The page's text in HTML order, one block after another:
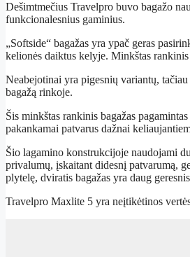
Dešimtmečius Travelpro buvo bagažo
funkcionalesnius gaminius.
„Softside“ bagažas yra ypač geras
kelionės daiktus kelyje. Minkštas
Neabejotinai yra pigesnių variantų,
bagažą rinkoje.
Šis minkštas rankinis bagažas
pakankamai patvarus dažnai
Šio lagamino konstrukcijoje naudojami
privalumų, įskaitant didesnį patvarumą,
plytelę, dviratis bagažas yra daug
Travelpro Maxlite 5 yra neįtikėtinos